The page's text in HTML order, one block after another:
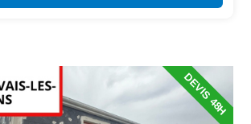
DEVIS 48H